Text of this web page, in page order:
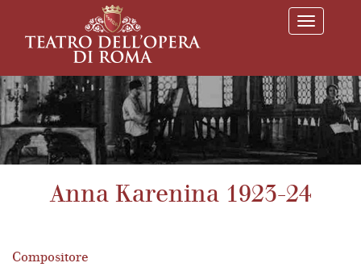
T
o
l
e
n
a
g
t
i
Anna Karenina 1923-24
Compositore